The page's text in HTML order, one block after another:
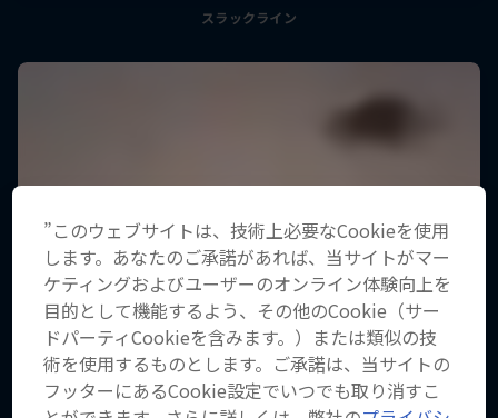
スラックライン
”このウェブサイトは、技術上必要なCookieを使用
します。あなたのご承諾があれば、当サイトがマー
ケティングおよびユーザーのオンライン体験向上を
目的として機能するよう、その他のCookie（サー
ドパーティCookieを含みます。）または類似の技
術を使用するものとします。ご承諾は、当サイトの
フッターにあるCookie設定でいつでも取り消すこ